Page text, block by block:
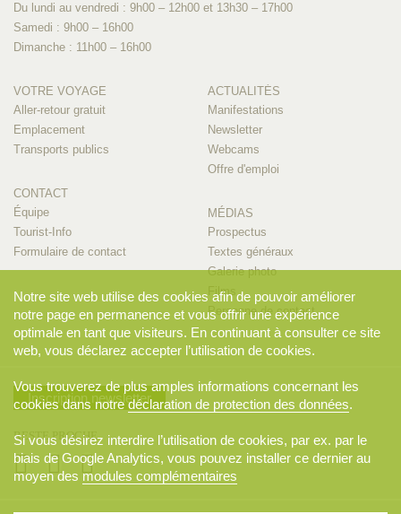
Du lundi au vendredi : 9h00 – 12h00 et 13h30 – 17h00
Samedi : 9h00 – 16h00
Dimanche : 11h00 – 16h00
VOTRE VOYAGE
Aller-retour gratuit
Emplacement
Transports publics
CONTACT
Équipe
Tourist-Info
Formulaire de contact
ACTUALITÉS
Manifestations
Newsletter
Webcams
Offre d'emploi
MÉDIAS
Prospectus
Textes généraux
Galerie photo
Films
Personne de contact
Inscription newsletter
RESTE PROCHE
Notre site web utilise des cookies afin de pouvoir améliorer
notre page en permanence et vous offrir une expérience
optimale en tant que visiteurs. En continuant à consulter ce site
web, vous déclarez accepter l’utilisation de cookies.
Vous trouverez de plus amples informations concernant les
cookies dans notredéclaration de protection des données.
Si vous désirez interdire l’utilisation de cookies, par ex. par le
biais de Google Analytics, vous pouvez installer ce dernier au
moyen des modules complémentaires